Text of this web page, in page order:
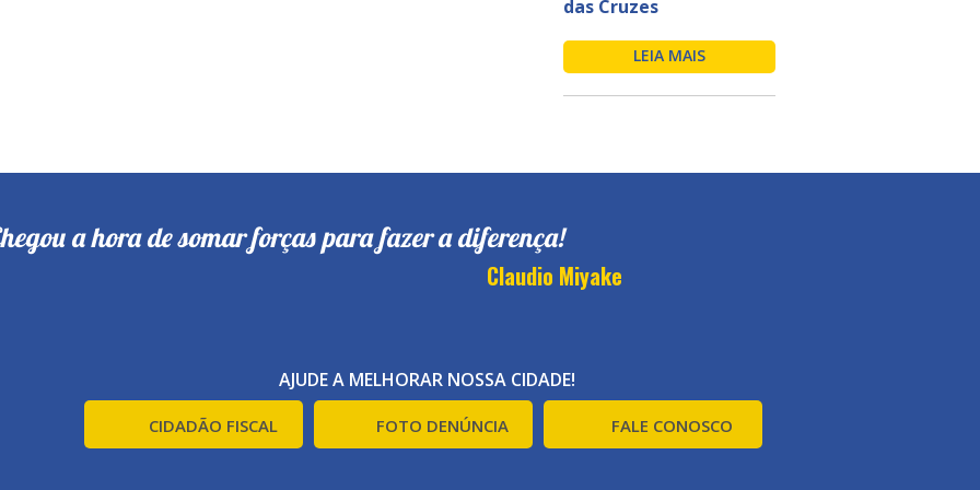
das Cruzes
LEIA MAIS
a hora de somar forças para fazer a diferença!
Claudio Miyake
AJUDE A MELHORAR NOSSA CIDADE!
CIDADÃO FISCAL FOTO DENÚNCIA FALE CONOSCO